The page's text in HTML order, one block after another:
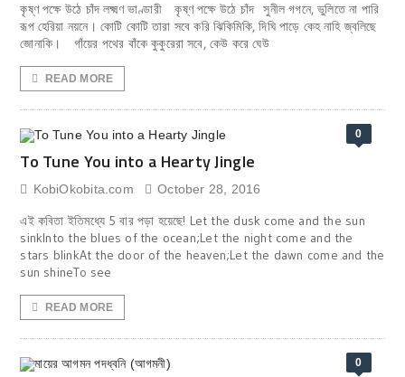
­­­­­কৃষ্ণ পক্ষে উঠে চাঁদ লক্ষ্মণ ভাণ্ডারী কৃষ্ণ পক্ষে উঠে চাঁদ সুনীল গগনে, ভুলিতে না পারি
রূপ হেরিয়া নয়নে। কোটি কোটি তারা সবে করি ঝিকিমিকি, দিঘি পাড়ে কেহ নাহি জ্বলিছে
জোনাকি। গাঁয়ের পথের বাঁকে কুকুরেরা সবে, কেউ করে ঘেউ
READ MORE
0
To Tune You into a Hearty Jingle
KobiOkobita.com October 28, 2016
এই কবিতা ইতিমধ্যে 5 বার পড়া হয়েছে! Let the dusk come and the sun
sinkInto the blues of the ocean;Let the night come and the
stars blinkAt the door of the heaven;Let the dawn come and the
sun shineTo see
READ MORE
0